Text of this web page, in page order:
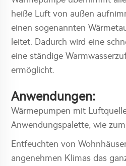
heiße Luft von außen
einen sogenannten
leitet. Dadurch wird eine
eine ständige
ermöglicht.
Anwendungen:
Wärmepumpen mit
Anwendungspalette, wie
Entfeuchten von
angenehmen Klimas das